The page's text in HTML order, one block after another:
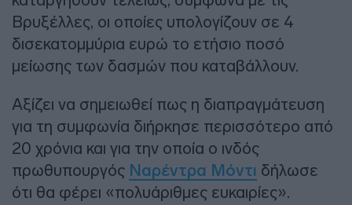
Βρυξέλλες, οι οποίες υπολογίζουν σε 4
δισεκατομμύρια ευρώ το ετήσιο ποσό
μείωσης των δασμών που καταβάλλουν.
Αξίζει να σημειωθεί πως η διαπραγμάτευση
για τη συμφωνία διήρκησε περισσότερο από
20 χρόνια και για την οποία ο ινδός
πρωθυπουργός Ναρέντρα Μόντι δήλωσε
ότι θα φέρει «πολυάριθμες ευκαιρίες».